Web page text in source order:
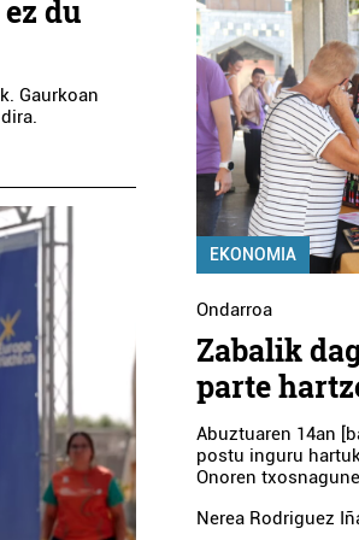
du
Gaurkoan
EKONOMIA
Ondarroa
Zabalik
parte
Abuztuaren 14an
postu inguru
Onoren
Nerea Rodriguez